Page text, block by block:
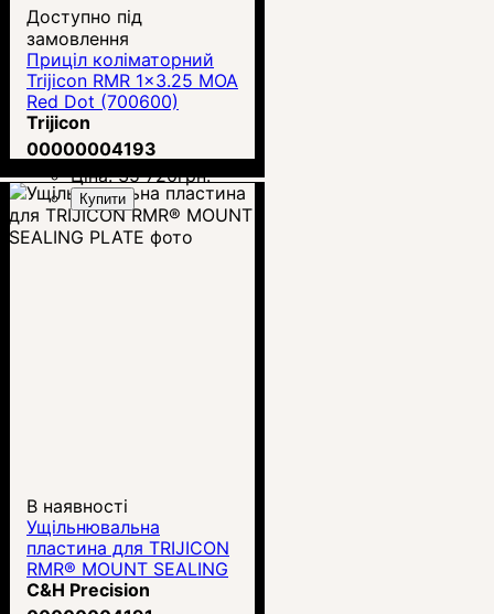
Доступно під
замовлення
Приціл коліматорний
Trijicon RMR 1x3.25 MOA
Red Dot (700600)
Trijicon
00000004193
Ціна:35 720грн.
Купити
В наявності
Ущільнювальна
пластина для TRIJICON
RMR® MOUNT SEALING
PLATE
C&H Precision